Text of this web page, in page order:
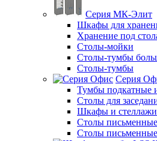
Серия МК-Элит
Шкафы для
Хранение под
Столы-мойки
Столы-тумбы
Столы-тумбы
Серия
Тумбы подкатные
Столы для
Шкафы и стеллажи
Столы
Столы